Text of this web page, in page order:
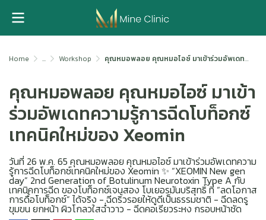
Home ... Workshop คุณหมอพลอย คุณหมอไอซ์ มาเข้าร่วมอัพเดทความรู้การฉีดโบท็อกซ์เทคนิคใหม่ของ Xeomin
คุณหมอพลอย คุณหมอไอซ์ มาเข้า
ร่วมอัพเดทความรู้การฉีดโบท็อกซ์
เทคนิคใหม่ของ Xeomin
วันที่ 26 พ.ค. 65 คุณหมอพลอย คุณหมอไอซ์ มาเข้าร่วมอัพเดทความ
รู้การฉีดโบท็อกซ์เทคนิคใหม่ของ Xeomin ✨ “XEOMIN New gen
day” 2nd Generation of Botulinum Neurotoxin Type A กับ
เทคนิคการฉีด ของโบท็อกซ์เจนสอง โบเยอรมันบริสุทธิ์ ที่ “ลดโอกาส
การดื้อโบท็อกซ์” ได้จริง - ฉีดริ้วรอยให้ดูดีเป็นธรรมชาติ - ฉีดลดรู
ขุมขน ยกหน้า ผิวโกลวใสฉ่ำวาว - ฉีดคอเรียวระหง กรอบหน้าชัด